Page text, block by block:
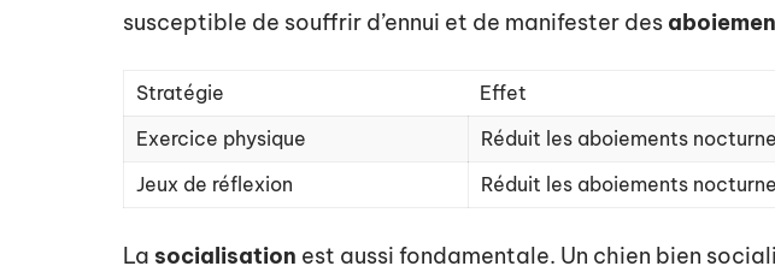
susceptible de souffrir d’ennui et de manifester des
Stratégie
Effet
Exercice physique
Réduit les aboiements
Jeux de réflexion
Réduit les aboiements
La socialisation est aussi fondamentale. Un chien bien